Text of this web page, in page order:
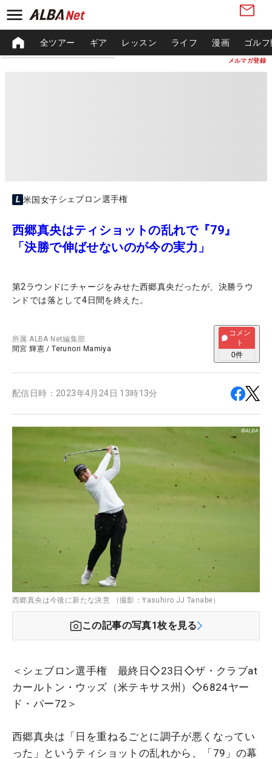
メルマガ登録
全ツアー ギア レッスン ライフ 漫画 ゴル
米国女子シェブロン選手権
西郷真央はティショットの乱れで『79』
「決勝で伸ばせないのが今の実力」
第2ラウンドにチャージをみせた西郷真央だったが、決勝ラウ
ンドでは落として4日間を終えた。
所属ALBA Net編集部
間宮 輝憲 /Terunori Mamiya
コメン
ト
0件
配信日時： 2023年4月24日 13時13分
西郷真央は今後に新たな決意 （撮影：Yasuhiro JJ Tanabe）
この記事の写真1枚を見る
＜シェブロン選手権 最終日◇23日◇ザ・クラブat
カールトン・ウッズ（米テキサス州）◇6824ヤー
ド・パー72＞
西郷真央は「日を重ねるごとに調子が悪くなってい
った」というティショットの乱れから、「79」の幕